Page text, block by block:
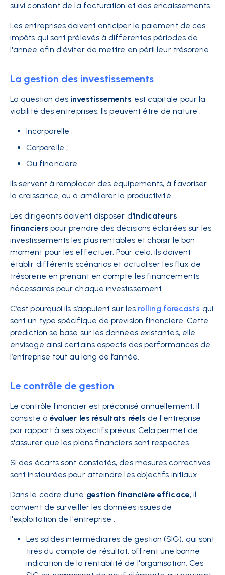
suivi constant de la facturation et des encaissements.
Les entreprises doivent anticiper le paiement de ces
impôts qui sont prélevés à différentes périodes de
l'année afin d'éviter de mettre en péril leur trésorerie.
La gestion des investissements
La question des investissements est capitale pour la
viabilité des entreprises. Ils peuvent être de nature :
Incorporelle ;
Corporelle ;
Ou financière.
Ils servent à remplacer des équipements, à favoriser
la croissance, ou à améliorer la productivité.
Les dirigeants doivent disposer d'indicateurs
financiers pour prendre des décisions éclairées sur les
investissements les plus rentables et choisir le bon
moment pour les effectuer. Pour cela, ils doivent
établir différents scénarios et actualiser les flux de
trésorerie en prenant en compte les financements
nécessaires pour chaque investissement.
C’est pourquoi ils s’appuient sur les rolling forecasts qui
sont un type spécifique de prévision financière. Cette
prédiction se base sur les données existantes, elle
envisage ainsi certains aspects des performances de
l’entreprise tout au long de l’année.
Le contrôle de gestion
Le contrôle financier est préconisé annuellement. Il
consiste à évaluer les résultats réels de l'entreprise
par rapport à ses objectifs prévus. Cela permet de
s'assurer que les plans financiers sont respectés.
Si des écarts sont constatés, des mesures correctives
sont instaurées pour atteindre les objectifs initiaux.
Dans le cadre d'une gestion financière efficace, il
convient de surveiller les données issues de
l'exploitation de l'entreprise :
Les soldes intermédiaires de gestion (SIG), qui sont
tirés du compte de résultat, offrent une bonne
indication de la rentabilité de l'organisation. Ces